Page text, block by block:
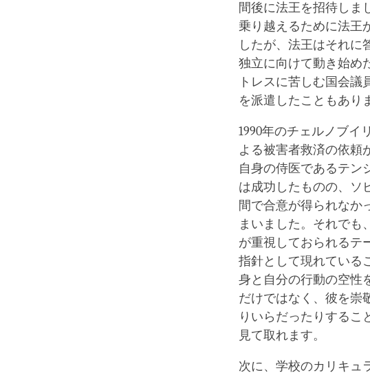
間後に法王を招待しま
乗り越えるために法王
したが、法王はそれに
独立に向けて動き始め
トレスに苦しむ国会
を派遣したこともあり
1990年のチェルノブイ
よる被害者救済の依頼
自身の侍医であるテン
は成功したものの、ソ
間で合意が得られなか
まいました。それでも
が重視しておられるテ
指針として現れている
身と自分の行動の空性
だけではなく、彼を崇
りいらだったりするこ
見て取れます。
次に、学校のカリキュ